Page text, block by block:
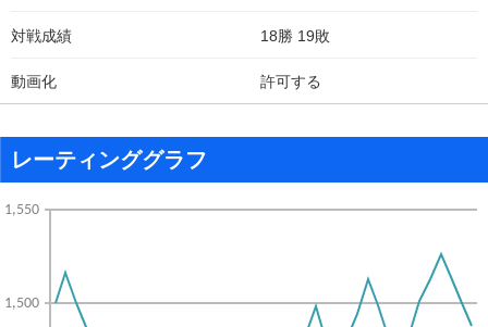
対戦成績 18勝 19敗
動画化 許可する
レーティンググラフ